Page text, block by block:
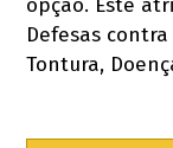
opção. Este
Defesas
Tontura,